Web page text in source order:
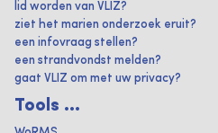
lid worden van VLIZ?
ziet het marien onderzoek eruit?
een infovraag stellen?
een strandvondst melden?
gaat VLIZ om met uw privacy?
Tools ...